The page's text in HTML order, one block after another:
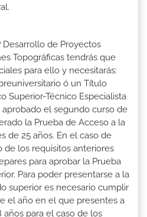
Desarrollo de Proyectos
Topográficas tendrás que
para ello y necesitarás:
ó un Título
Superior-Técnico Especialista
el segundo curso de
la Prueba de Acceso a la
de 25 años. En el caso de
los requisitos anteriores
para aprobar la Prueba
Para poder presentarse a la
superior es necesario cumplir
el año en el que presentes a
años para el caso de los